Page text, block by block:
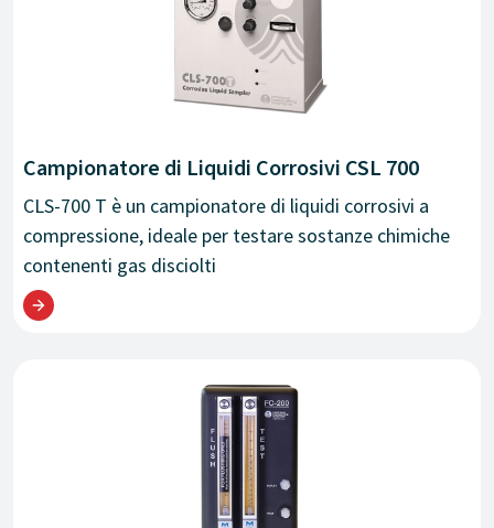
Campionatore di Liquidi Corrosivi CSL 700
CLS-700 T è un campionatore di liquidi corrosivi a
compressione, ideale per testare sostanze chimiche
contenenti gas disciolti